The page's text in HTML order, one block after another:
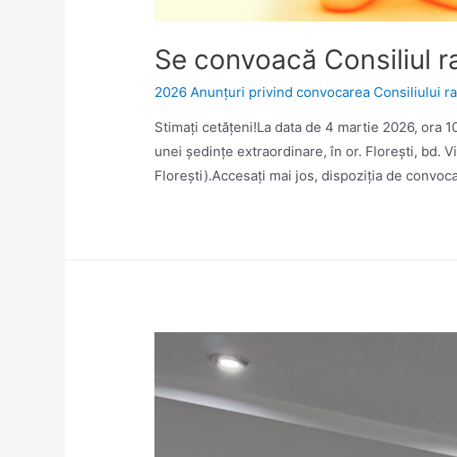
Se convoacă Consiliul
2026 Anunțuri privind convocarea Consiliului
Stimaţi cetăţeni!La data de 4 martie 2026, ora
unei şedinţe extraordinare, în or. Floreşti, bd.
Florești).Accesaţi mai jos, dispoziția de